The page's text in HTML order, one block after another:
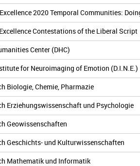
2020 Temporal Communities:
Contestations of the Liberal Script
Center (DHC)
for Neuroimaging of Emotion (D.I.N.E.)
Biologie, Chemie, Pharmazie
Erziehungswissenschaft und Psychologie
Geowissenschaften
Geschichts- und Kulturwissenschaften
Mathematik und Informatik